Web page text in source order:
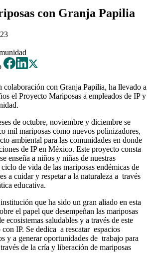
con Granja Papilia
colaboración con Granja Papilia, ha llevado a
el Proyecto Mariposas a empleados de IP y
de octubre, noviembre y diciembre se
mil mariposas como nuevos polinizadores,
ambiental para las comunidades en donde
de IP en México. Este proyecto consta
enseña a niños y niñas de nuestras
de vida de las mariposas endémicas de
a cuidar y respetar a la naturaleza a través
educativa.
que ha sido un gran aliado en esta
el papel que desempeñan las mariposas
ecosistemas saludables y a través de este
IP. Se dedica a rescatar espacios
y a generar oportunidades de trabajo para
de la cría y liberación de mariposas